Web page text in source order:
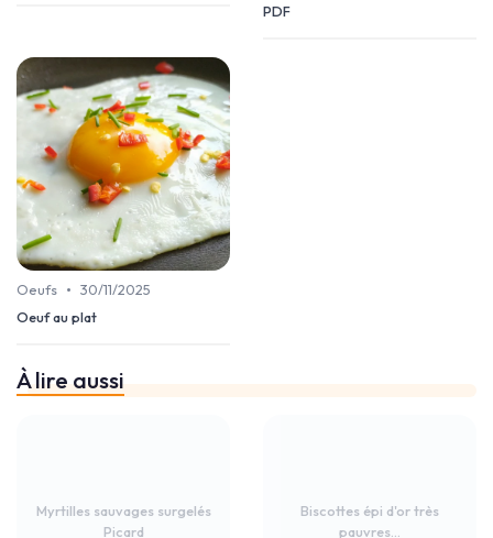
PDF
Oeufs • 30/11/2025
Oeuf au plat
À lire aussi
Myrtilles sauvages surgelés
Picard
Biscottes épi d'or très
pauvres...